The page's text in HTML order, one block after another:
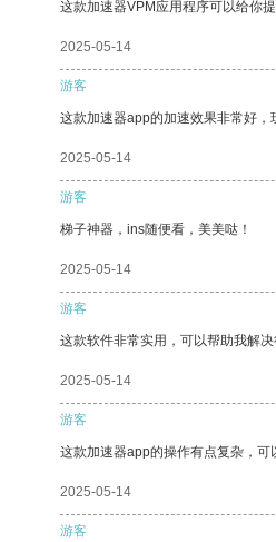
这款加速器VPM应用程序可以给你
2025-05-14
游客
这款加速器app的加速效果非常好，
2025-05-14
游客
梯子神器，ins随便看，美美哒！
2025-05-14
游客
这款软件非常实用，可以帮助我解
2025-05-14
游客
这款加速器app的操作有点复杂，可
2025-05-14
游客